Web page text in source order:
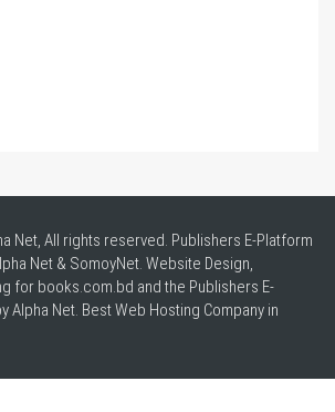
Net, All rights reserved. Publishers E-Platform
Net & SomoyNet. Website Design,
for books.com.bd and the Publishers E-
Alpha Net. BestWeb Hosting Company in